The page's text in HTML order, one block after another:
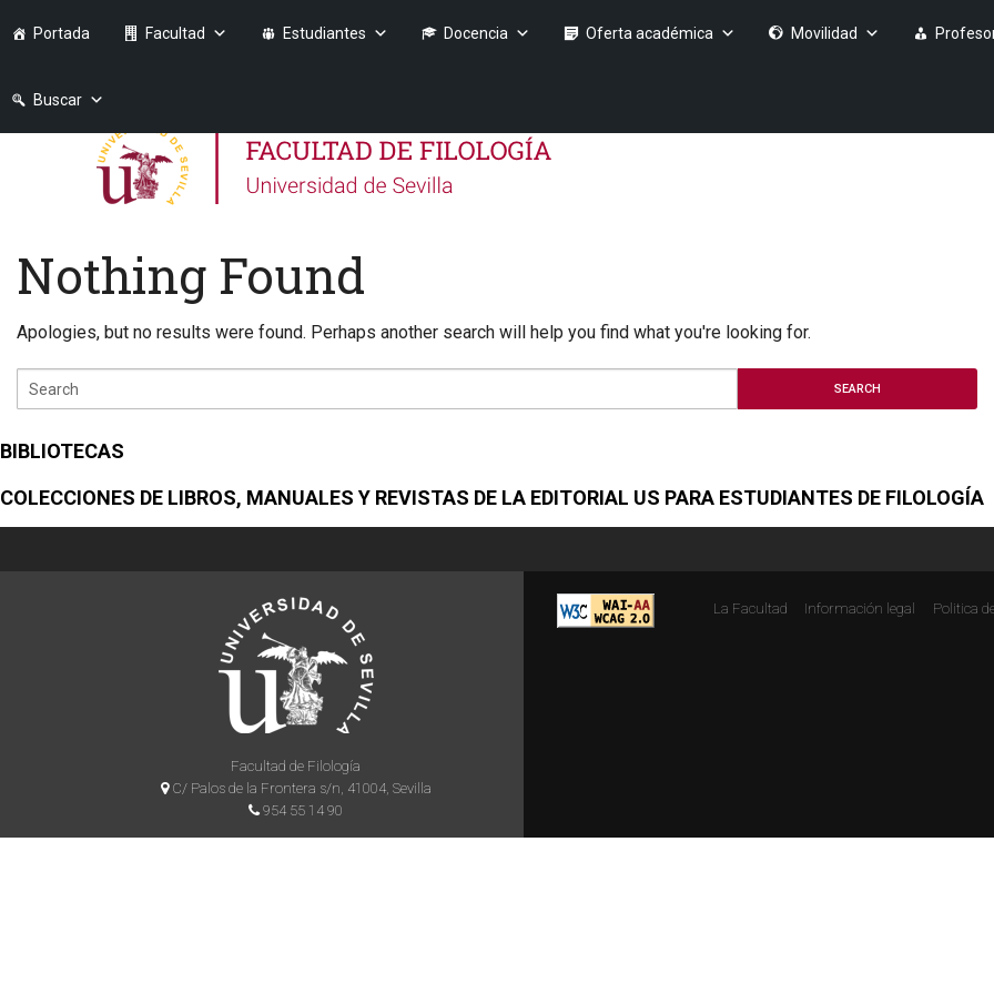
Portada Facultad Estudiantes Docencia Oferta académica Movilidad
Buscar
Nothing Found
Apologies, but no results were found. Perhaps another search will help you find what you're looking for.
BIBLIOTECAS
COLECCIONES DE LIBROS, MANUALES Y REVISTAS DE LA EDITORIAL US PARA ESTUDIANTES DE FILOLOGÍA
Facultad de Filología
C/ Palos de la Frontera s/n, 41004, Sevilla
954 55 14 90
La Facultad Información legal Politica